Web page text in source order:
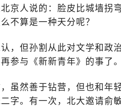
京人说的：脸皮比城墙拐
不算是一种天分呢？
，但孙割从此对文学和政
参与《新新青年》的事了
虽然善于钻营，但也和年
字。有一次，北大邀请俞